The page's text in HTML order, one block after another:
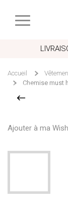
Accueil
Chemise must
Ajouter à ma